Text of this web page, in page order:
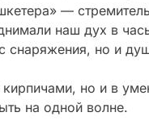
—
наш дух в
снаряжения, но и
но и в
на одной волне.